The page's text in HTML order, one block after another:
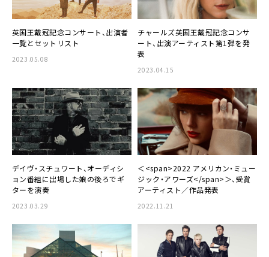
英国王戴冠記念コンサート、出演者
一覧とセットリスト
2023.05.08
チャールズ英国王戴冠記念コンサ
ート、出演アーティスト第1弾を発
表
2023.04.15
デイヴ・スチュワート、オーディシ
ョン番組に出場した娘の後ろでギ
ターを演奏
2023.03.29
＜<span>2022 アメリカン・ミュー
ジック・アワーズ</span>＞、受賞
アーティスト／作品発表
2022.11.21